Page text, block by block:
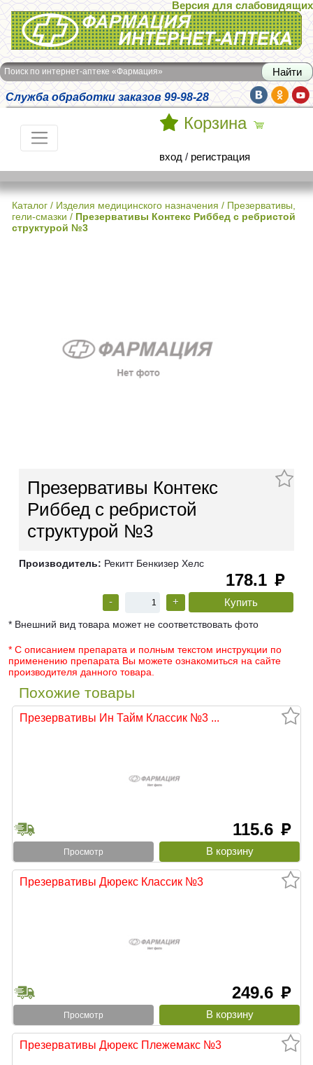
Интернет-аптека Фармация
Версия для слабовидящих
Поиск по интернет-аптеке «Фармация»
Служба обработки заказов 99-98-28
Корзина
вход / регистрация
Каталог / Изделия медицинского назначения / Презервативы,
гели-смазки / Презервативы Контекс Риббед с ребристой
структурой №3
Презервативы Контекс
Риббед с ребристой
структурой №3
Производитель: Рекитт Бенкизер Хелс
178.1 руб
- +
* Внешний вид товара может не соответствовать фото
* С описанием препарата и полным текстом инструкции по
применению препарата Вы можете ознакомиться на сайте
производителя данного товара.
Похожие товары
Презервативы Ин Тайм Классик №3 ...
115.6 руб
Просмотр
Презервативы Дюрекс Классик №3
249.6 руб
Просмотр
Презервативы Дюрекс Плежемакс №3